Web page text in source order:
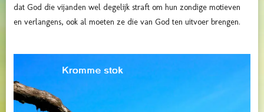
dat God die vijanden wel degelijk straft om hun zondige motieven
en verlangens, ook al moeten ze die van God ten uitvoer brengen.